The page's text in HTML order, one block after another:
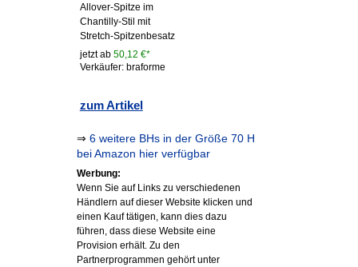
Allover-Spitze im
Chantilly-Stil mit
Stretch-Spitzenbesatz
jetzt ab 50,12 €*
Verkäufer: braforme
zum Artikel
⇒ 6 weitere BHs in der Größe 70 H
bei Amazon hier verfügbar
Werbung:
Wenn Sie auf Links zu verschiedenen
Händlern auf dieser Website klicken und
einen Kauf tätigen, kann dies dazu
führen, dass diese Website eine
Provision erhält. Zu den
Partnerprogrammen gehört unter